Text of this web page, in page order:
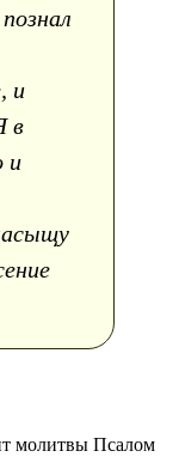
и
в
и
молитвы Псалом